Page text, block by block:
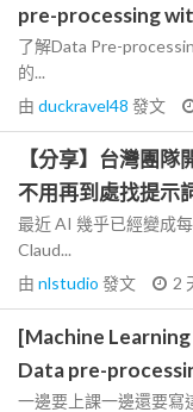
pre-processing
了解Data Pre-
的...
由 duckravel48 發文
【分享】台灣團
不用再到處找提示
最近 AI 幾乎已經變成
Claud...
由 nlstudio 發文 2
[Machine Learning
Data pre-
一邊要上課一邊還要寫